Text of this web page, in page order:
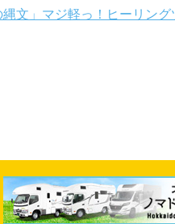
文」マジ軽っ！ヒーリング